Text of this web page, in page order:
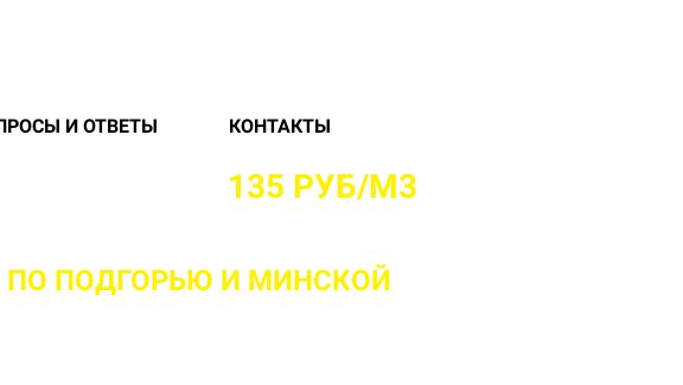
И ОТВЕТЫ КОНТАКТЫ
135 РУБ/М3
ПО ПОДГОРЬЮ И МИНСКОЙ